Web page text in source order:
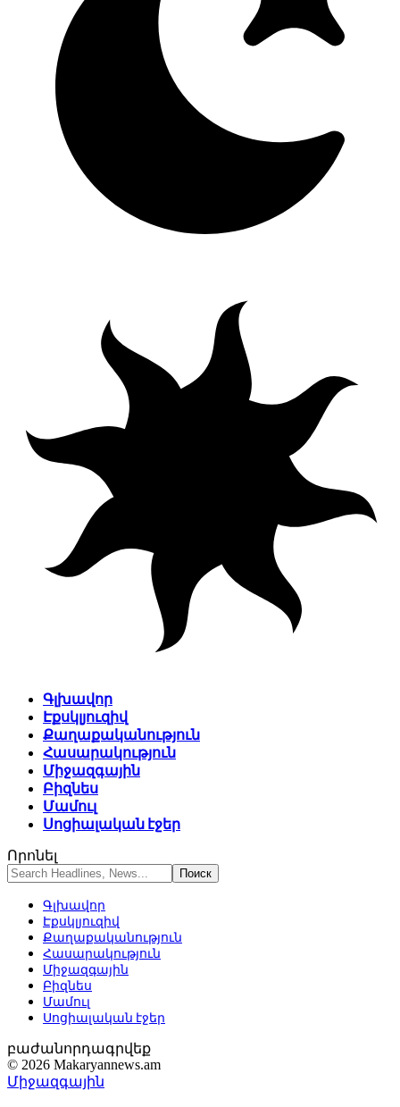
Գլխավոր
Էքսկլյուզիվ
Քաղաքականություն
Հասարակություն
Միջազգային
Բիզնես
Մամուլ
Սոցիալական էջեր
Որոնել
Գլխավոր
Էքսկլյուզիվ
Քաղաքականություն
Հասարակություն
Միջազգային
Բիզնես
Մամուլ
Սոցիալական էջեր
բաժանորդագրվեք
© 2026 Makaryannews.am
Միջազգային